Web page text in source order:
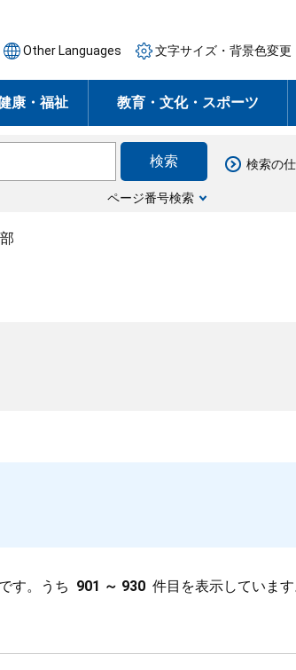
Other Languages 文字サイズ・背景色変更
康・福祉 教育・文化・スポーツ
ページ番号検索
検索の
す。うち 901 ～ 930 件目を表示しています